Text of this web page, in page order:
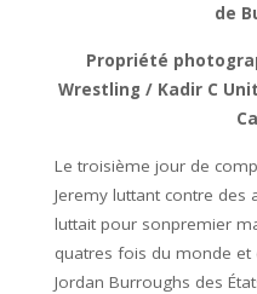
de
Propriété
Wrestling / Kadir C
Le troisième jour de
Jeremy luttant contre des
luttait pour sonpremier
quatres fois du monde et
Jordan Burroughs des